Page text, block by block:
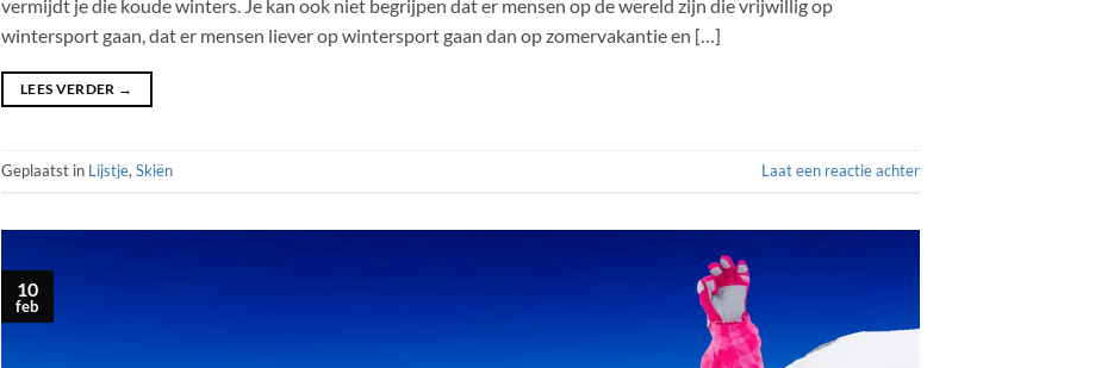
vermijdt je die koude winters. Je kan ook niet begrijpen dat er mensen op de wereld zijn die vrijwillig op
wintersport gaan, dat er mensen liever op wintersport gaan dan op zomervakantie en […]
LEES VERDER →
Geplaatst in Lijstje,Skiën Laat een reactie achter
10
feb